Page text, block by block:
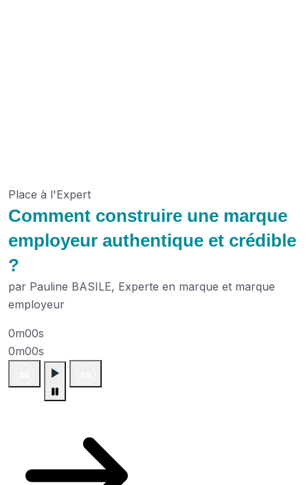
Place à l'Expert
Comment construire une marque
employeur authentique et crédible
?
par Pauline BASILE, Experte en marque et marque
employeur
0m00s
0m00s